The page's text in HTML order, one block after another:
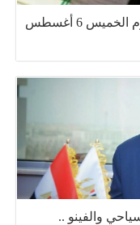
سعر الدولار مقابل الجنيه المصري اليوم الخميس 6 أغسطس
والفينو ..